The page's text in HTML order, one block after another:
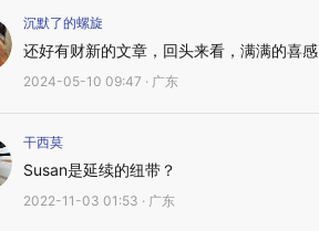
沉默了的螺旋
还好有财新的文章，回头来看，满满的喜感
2024-05-10 09:47 · 广东
干西莫
Susan是延续的纽带？
2022-11-03 01:53 · 广东